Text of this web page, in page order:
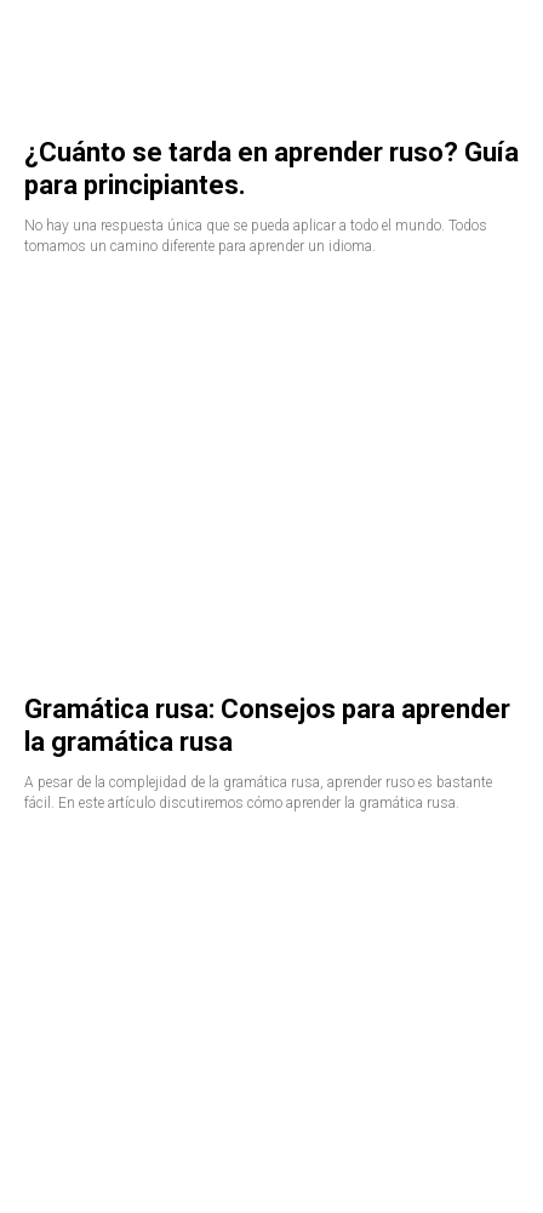
¿Cuánto se tarda en aprender ruso? Guía
para principiantes.
No hay una respuesta única que se pueda aplicar a todo el mundo. Todos
tomamos un camino diferente para aprender un idioma.
Gramática rusa: Consejos para aprender
la gramática rusa
A pesar de la complejidad de la gramática rusa, aprender ruso es bastante
fácil. En este artículo discutiremos cómo aprender la gramática rusa.